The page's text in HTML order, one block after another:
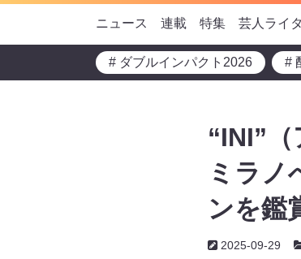
ニュース 連載 特集 芸人ライ
# ダブルインパクト2026 #
“INI”
ミラノ
ンを鑑
2025-09-29